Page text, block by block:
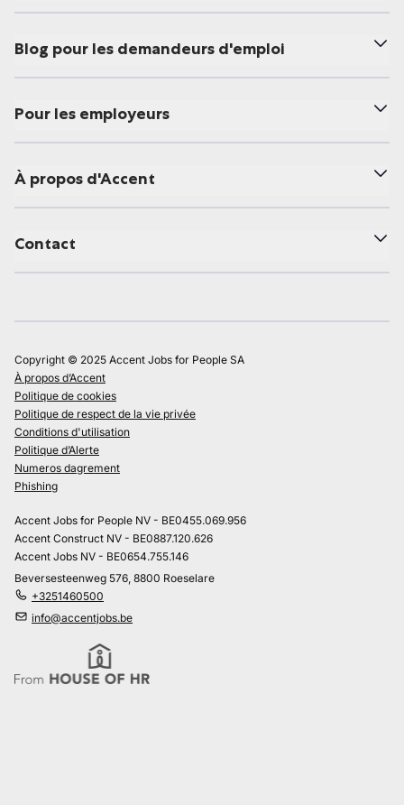
Blog pour les demandeurs d'emploi
Pour les employeurs
À propos d'Accent
Contact
Copyright © 2025 Accent Jobs for People SA
À propos d’Accent
Politique de cookies
Politique de respect de la vie privée
Conditions d'utilisation
Politique d’Alerte
Numeros dagrement
Phishing
Accent Jobs for People NV - BE0455.069.956
Accent Construct NV - BE0887.120.626
Accent Jobs NV - BE0654.755.146
Beversesteenweg 576, 8800 Roeselare
+3251460500
info@accentjobs.be